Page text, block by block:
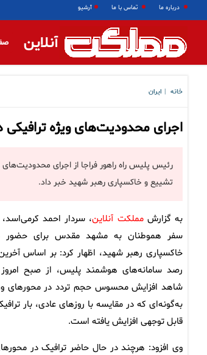
درباره ما تماس با ما آرشیو
آنلاین
خانه ایران
اجرای محدودیت‌های ویژه
رئیس پلیس راه راهور فراجا از اجرای
تشییع و خاکسپاری رهبر شهید خبر داد.
به گزارشمملکت آنلاین، سردار احمد کرمی‌اسد،
سفر هموطنان به مشهد مقدس برای حضور
خاکسپاری رهبر شهید، اظهار کرد: بر اساس
شاهد افزایش محسوس حجم تردد در محورهای
به‌گونه‌ای که در مقایسه با روزهای عادی، بار
قابل توجهی افزایش یافته است.
وی افزود: هرچند در حال حاضر ترافیک در